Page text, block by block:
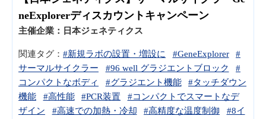
neExplorerディスカウントキャンペーン
主催企業： 日本ジェネティクス
関連タグ： #新規ラボの設置・増設に #GeneExplorer
#
サーマルサイクラー
#96 well グラジエントブロック
#
コンパクトなボディ
#グラジエント機能
#タッチダウン
機能
#高性能 #PCR装置
#コンパクトでスマートなデ
ザイン
#高速での加熱・冷却 #高精度な温度制御
#8イ